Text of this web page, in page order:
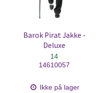
Barok Pirat Jakke -
Deluxe
14
14610057
Ikke på lager